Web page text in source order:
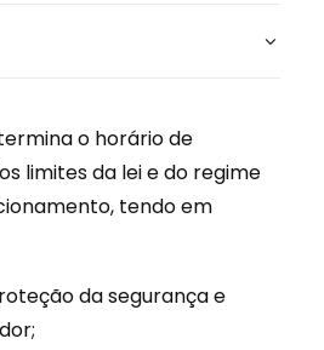
o horário de
limites da lei e do regime
tendo em
da segurança e